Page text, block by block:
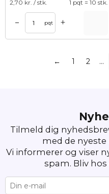
2,70 kr. / stk. 1 pqt = 10 stk.
– pqt +
← 1 2 …
Tilmeld dig
med de
Vi informerer og viser
spam. Bliv